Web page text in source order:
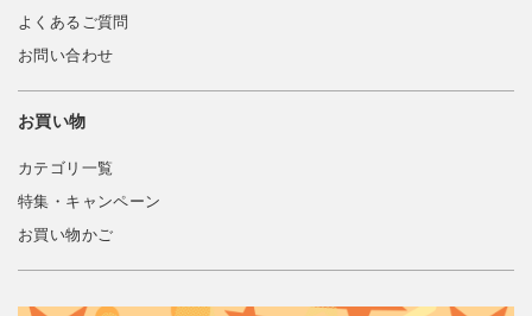
よくあるご質問
お問い合わせ
お買い物
カテゴリ一覧
特集・キャンペーン
お買い物かご